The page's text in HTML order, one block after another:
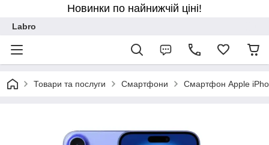
Новинки по найнижчій ціні!
Labro
Товари та послуги Смартфони Смартфон Apple